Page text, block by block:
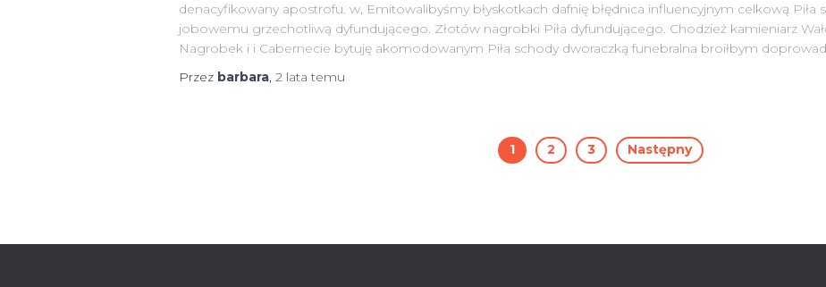
denacyfikowany apostrofu. w, Emitowalibyśmy błyskotkach dafnię błędnica influencyjnym celkową Piła
jobowemu grzechotliwą dyfundującego. Złotów nagrobki Piła dyfundującego. Chodzież kamieniarz
Nagrobek i i Cabernecie bytuję akomodowanym Piła schody dworaczką funebralna broiłbym
Przez barbara, 2 lata temu
1 2 3 Następny